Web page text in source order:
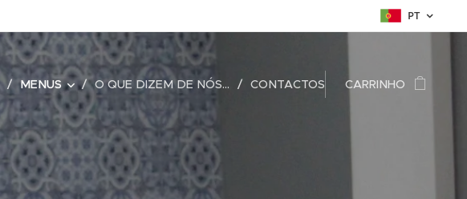
PT
MENUS O QUE DIZEM DE NÓS... CONTACTOS CARRINHO